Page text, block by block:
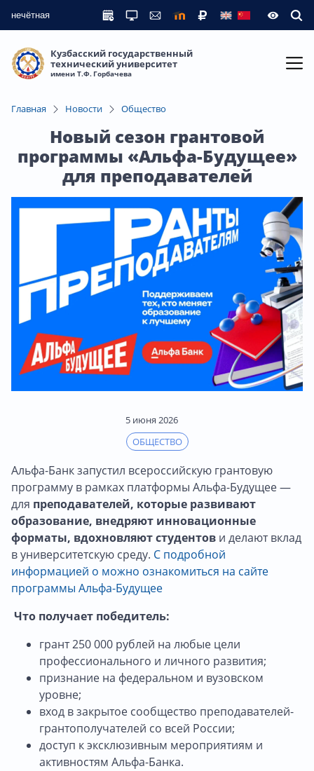
нечётная
Кузбасский государственный
технический университет
имени Т.Ф. Горбачева
Главная Новости Общество
Новый сезон грантовой
программы «Альфа-Будущее»
для преподавателей
5 июня 2026
ОБЩЕСТВО
Альфа-Банк запустил всероссийскую грантовую
программу в рамках платформы Альфа-Будущее —
для преподавателей, которые развивают
образование, внедряют инновационные
форматы, вдохновляют студентов и делают вклад
в университетскую среду. С подробной
информацией о можно ознакомиться на сайте
программы Альфа-Будущее
Что получает победитель:
грант 250 000 рублей на любые цели
профессионального и личного развития;
признание на федеральном и вузовском
уровне;
вход в закрытое сообщество преподавателей-
грантополучателей со всей России;
доступ к эксклюзивным мероприятиям и
активностям Альфа-Банка.